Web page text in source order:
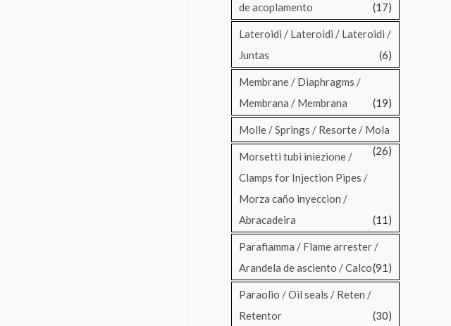
de acoplamento
(17)
Lateroidi / Lateroidi / Lateroidi /
Juntas
(6)
Membrane / Diaphragms /
Membrana / Membrana
(19)
Molle / Springs / Resorte / Mola
(26)
Morsetti tubi iniezione /
Clamps for Injection Pipes /
Morza caño inyeccion /
Abracadeira
(11)
Parafiamma / Flame arrester /
Arandela de asciento / Calco(91)
Paraolio / Oil seals / Reten /
Retentor
(30)